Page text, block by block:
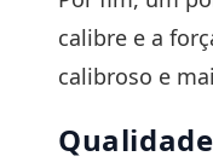
calibre e a
calibroso e